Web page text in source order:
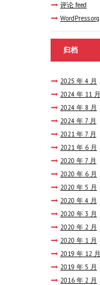
评论 feed
WordPress.org
归档
2025 年 4 月
2024 年 11 月
2024 年 8 月
2024 年 7 月
2021 年 7 月
2021 年 6 月
2020 年 7 月
2020 年 6 月
2020 年 5 月
2020 年 4 月
2020 年 3 月
2020 年 2 月
2020 年 1 月
2019 年 12 月
2019 年 5 月
2016 年 2 月